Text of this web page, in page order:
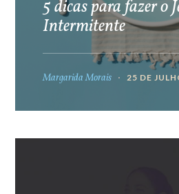
5 dicas para fazer o
Intermitente
Margarida Morais 25 DE